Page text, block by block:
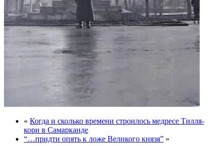
« Когда и сколько времени строилось медресе Тилля-
кори в Самарканде
“…придти опять к ложе Великого князя” »